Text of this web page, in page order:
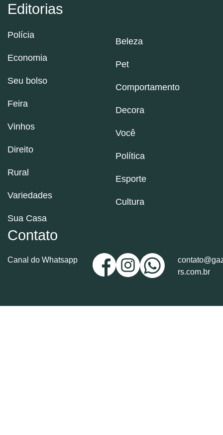
Editorias
Polícia
Economia
Seu bolso
Feira
Vinhos
Direito
Rural
Variedades
Sua Casa
Beleza
Pet
Comportamento
Decora
Você
Política
Esporte
Cultura
Contato
Canal do Whatsapp
rs.com.br